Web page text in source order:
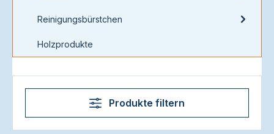
Reinigungsbürstchen
Holzprodukte
Produkte filtern